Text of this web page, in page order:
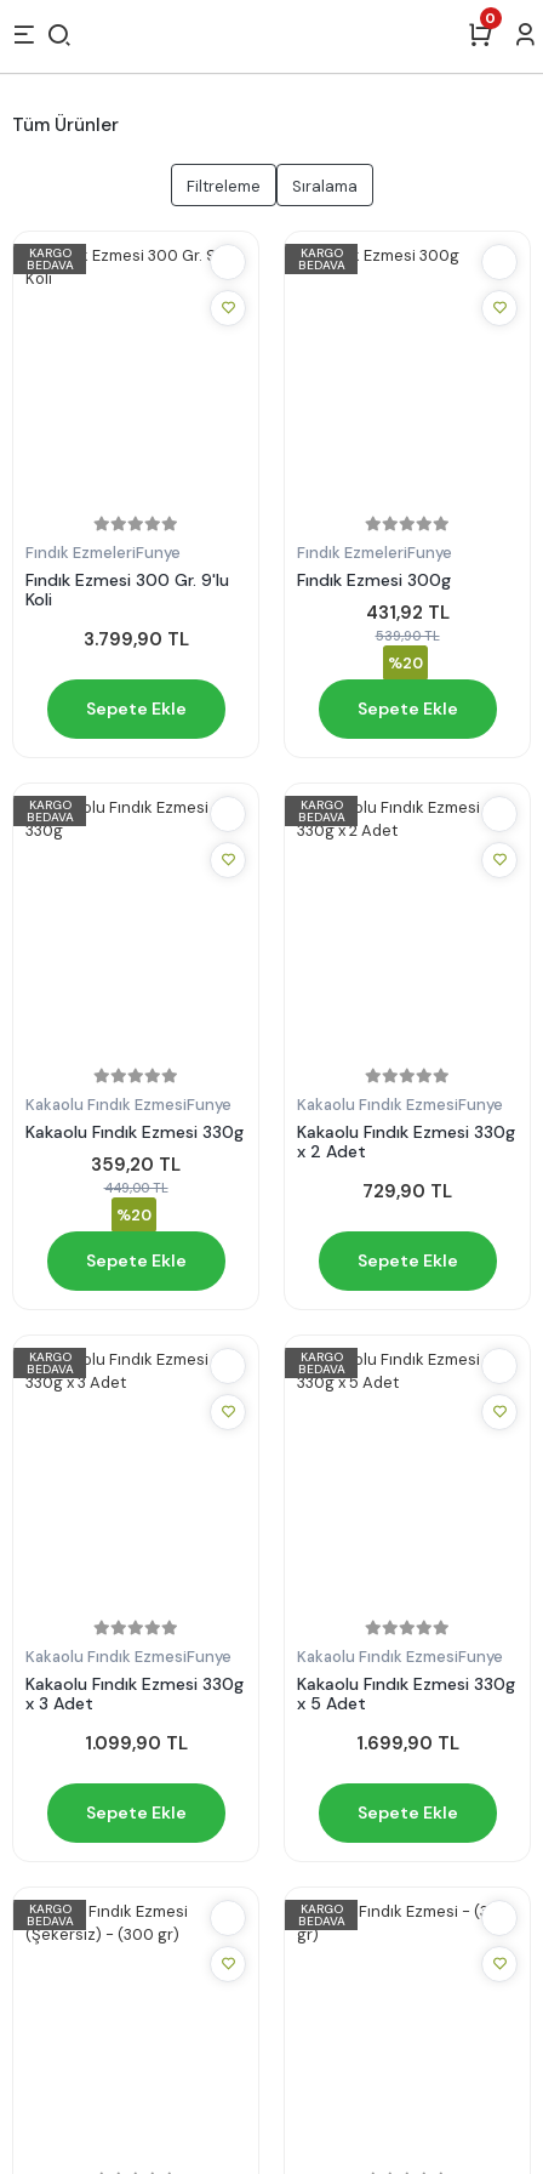
0
Tüm Ürünler
Filtreleme Sıralama
KARGO
BEDAVA
Fındık EzmeleriFunye
Fındık Ezmesi 300 Gr. 9'lu
Koli
3.799,90 TL
Sepete Ekle
KARGO
BEDAVA
Fındık EzmeleriFunye
Fındık Ezmesi 300g
%20
539,90 TL
431,92 TL
Sepete Ekle
KARGO
BEDAVA
Kakaolu Fındık EzmesiFunye
Kakaolu Fındık Ezmesi 330g
%20
449,00 TL
359,20 TL
Sepete Ekle
KARGO
BEDAVA
Kakaolu Fındık EzmesiFunye
Kakaolu Fındık Ezmesi 330g
x 2 Adet
729,90 TL
Sepete Ekle
KARGO
BEDAVA
Kakaolu Fındık EzmesiFunye
Kakaolu Fındık Ezmesi 330g
x 3 Adet
1.099,90 TL
Sepete Ekle
KARGO
BEDAVA
Kakaolu Fındık EzmesiFunye
Kakaolu Fındık Ezmesi 330g
x 5 Adet
1.699,90 TL
Sepete Ekle
KARGO
BEDAVA
KARGO
BEDAVA